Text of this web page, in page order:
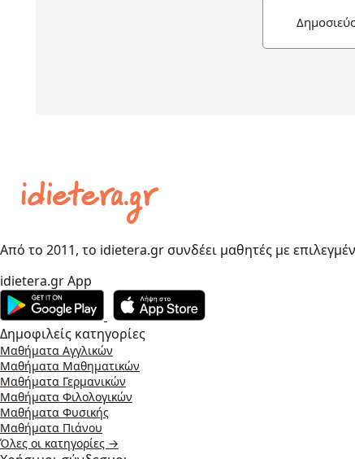
Από το 2011, το idietera.gr συνδέει μαθητές με
idietera.gr App
Δημοφιλείς κατηγορίες
Μαθήματα Αγγλικών
Μαθήματα Μαθηματικών
Μαθήματα Γερμανικών
Μαθήματα Φιλολογικών
Μαθήματα Φυσικής
Μαθήματα Πιάνου
Όλες οι κατηγορίες →